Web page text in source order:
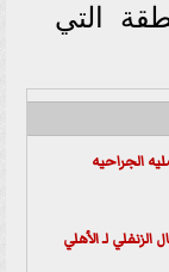
التي
الجراحيه
لـ الأهلي